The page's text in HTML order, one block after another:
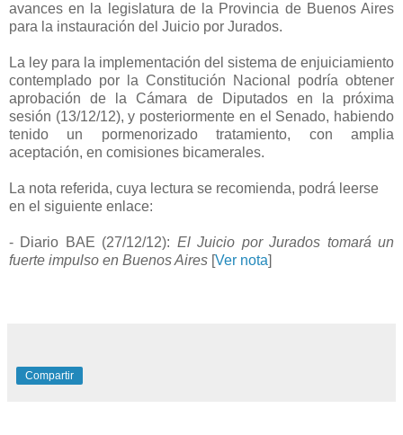
avances en la legislatura de la Provincia de Buenos Aires
para la instauración del Juicio por Jurados.
La ley para la implementación del sistema de enjuiciamiento
contemplado por la Constitución Nacional podría obtener
aprobación de la Cámara de Diputados en la próxima
sesión (13/12/12), y posteriormente en el Senado, habiendo
tenido un pormenorizado tratamiento, con amplia
aceptación, en comisiones bicamerales.
La nota referida, cuya lectura se recomienda, podrá leerse
en el siguiente enlace:
- Diario BAE (27/12/12): El Juicio por Jurados tomará un
fuerte impulso en Buenos Aires [Ver nota]
Compartir